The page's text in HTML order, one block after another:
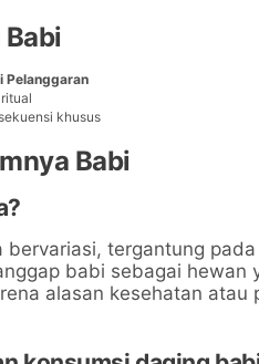
Pelanggaran
khusus
Babi
tergantung
babi sebagai hewan
alasan kesehatan atau